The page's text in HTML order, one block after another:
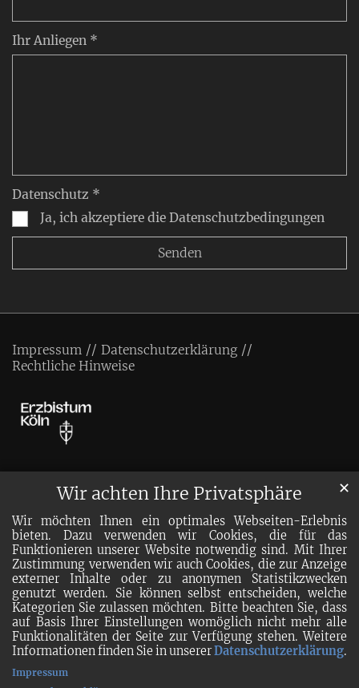
Wir achten Ihre Privatsphäre
Wir möchten Ihnen ein optimales Webseiten-Erlebnis
bieten. Dazu verwenden wir Cookies, die für das
Funktionieren unserer Website notwendig sind. Mit Ihrer
Zustimmung verwenden wir auch Cookies, die zur Anzeige
externer Inhalte oder zu anonymen Statistikzwecken
genutzt werden. Sie können selbst entscheiden, welche
Kategorien Sie zulassen möchten. Bitte beachten Sie, dass
auf Basis Ihrer Einstellungen womöglich nicht mehr alle
Funktionalitäten der Seite zur Verfügung stehen. Weitere
Informationen finden Sie in unsererDatenschutzerklärung.
✕
Impressum
Ihr Anliegen *
Datenschutz *
Ja, ich akzeptiere die Datenschutzbedingungen
Impressum
Datenschutzerklärung
Rechtliche Hinweise